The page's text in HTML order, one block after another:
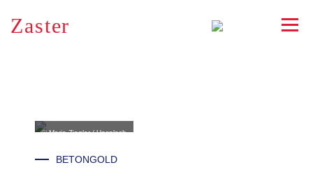
RSS
Zaster
© Maria Ziegler / Unsplash
BETONGOLD